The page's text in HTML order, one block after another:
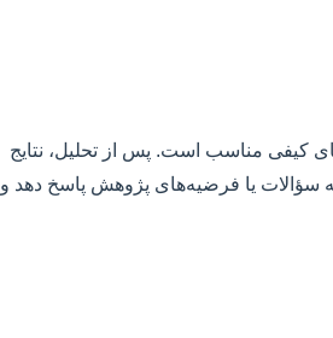
کیفی مناسب است. پس از تحلیل، نتایج
سؤالات یا فرضیه‌های پژوهش پاسخ دهد و